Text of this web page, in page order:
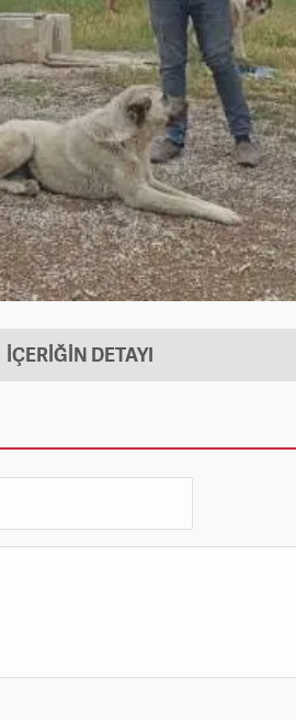
İÇERİĞİN DETAYI